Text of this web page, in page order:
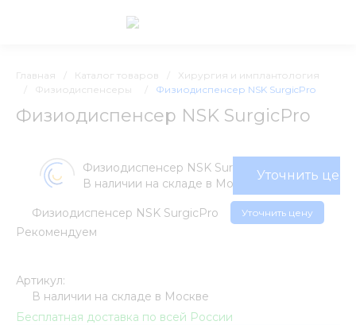
Главная Каталог товаров
Хирургия и имплантология
Физиодиспенсеры Физиодиспенсер NSK SurgicPro
Физиодиспенсер NSK SurgicPro
Физиодиспенсер NSK SurgicPro
В наличии на складе в Москве
Уточнить цену
Физиодиспенсер NSK SurgicPro Уточнить цену
Рекомендуем
Артикул:
В наличии на складе в Москве
Бесплатная доставка по всей России